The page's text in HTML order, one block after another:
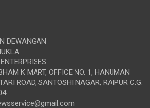
DEWANGAN
K MART, OFFICE NO. 1, HANUMAN
ROAD, SANTOSHI NAGAR, RAIPUR C.G.